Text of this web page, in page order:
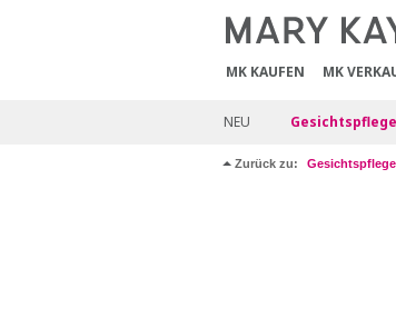
MK KAUFEN MK
NEU Gesichtspflege
Zurück zu: Gesichtspflege